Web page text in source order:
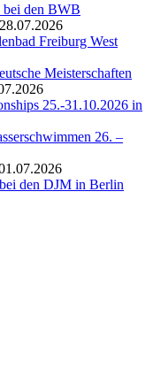
bei den BWB
28.07.2026
Freiburg West
Meisterschaften
25.-31.10.2026 in
26. –
den DJM in Berlin